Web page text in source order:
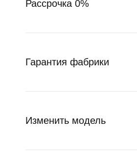
Рассрочка 0%
Гарантия фабрики
Изменить модель